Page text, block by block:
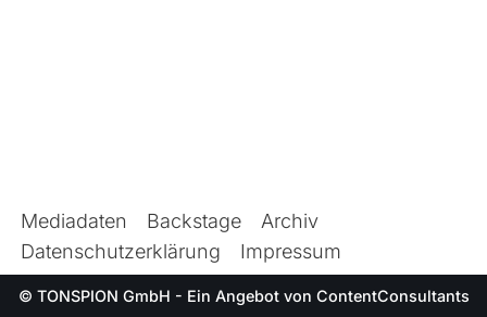
Mediadaten Backstage
Archiv
Datenschutzerklärung
Impressum
© TONSPION GmbH - Ein Angebot von ContentConsultants